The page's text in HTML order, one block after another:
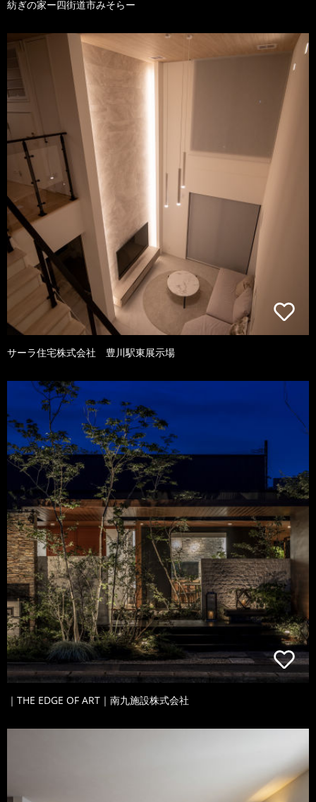
紡ぎの家ー四街道市みそらー
サーラ住宅株式会社 豊川駅東展示場
｜THE EDGE OF ART｜南九施設株式会社